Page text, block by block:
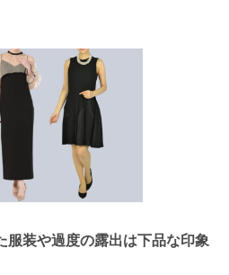
服装や過度の露出は下品な印象